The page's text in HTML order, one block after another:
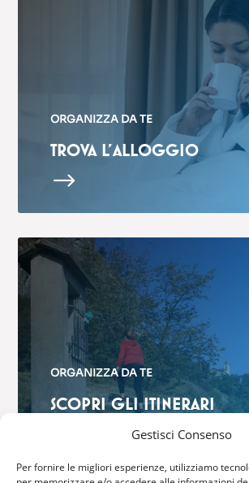
Gestisci Consenso
Per fornire le migliori esperienze, utilizziamo
ORGANIZZA DA TE
TROVA L’ALLOGGIO
$
ORGANIZZA DA TE
SCOPRI GLI ITINERARI